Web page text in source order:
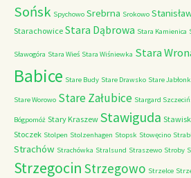
Sońsk Spychowo Srebrna Srokowo
Starachowice Stara Dąbrowa Stara Kamienica
Sławogóra Stara Wieś Stara Wiśniewka Stara
Babice Stare Budy Stare Drawsko Stare
Stare Worowo Stare Załubice Stargard
Bógpomóż Stary Kraszew Stawiguda
Stoczek Stolpen Stolzenhagen Stopsk Stowęcino
Strachów Strachówka Stralsund Straszewo Stroby
Strzegocin Strzegowo Strzelce